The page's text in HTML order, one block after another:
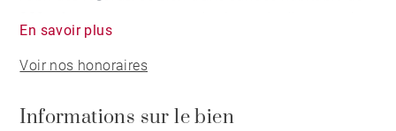
d'un vaste double séjour, d’une cuisine ouverte sur une
belle véranda abritant une grande pièce de vie, d’une
offre une chambre parentale avec dressing et salle de
En savoir plus
Voir nos honoraires
Informations sur le bien